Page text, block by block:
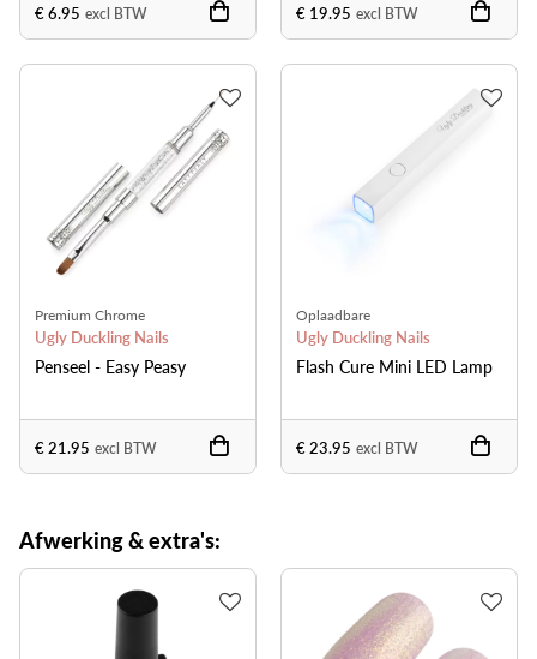
€ 6.95 excl BTW € 19.95 excl BTW
Premium Chrome
Ugly Duckling Nails
Penseel - Easy Peasy
€ 21.95 excl BTW
Oplaadbare
Ugly Duckling Nails
Flash Cure Mini LED Lamp
€ 23.95 excl BTW
Afwerking & extra's: